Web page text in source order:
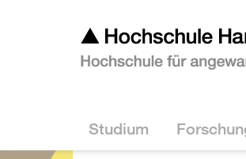
Studium